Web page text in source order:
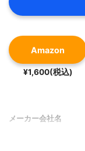
Amazon
¥1,600(税込)
メーカー会社名